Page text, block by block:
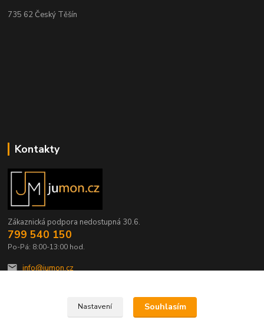
735 62 Český Těšín
Kontakty
Zákaznická podpora nedostupná 30.6.
799 540 150
Po-Pá: 8:00-13:00 hod.
info@jumon.cz
Nastavení Souhlasím